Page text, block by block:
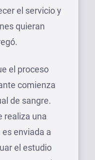
el servicio y
quieran
el proceso
comienza
de sangre.
realiza una
enviada a
el estudio